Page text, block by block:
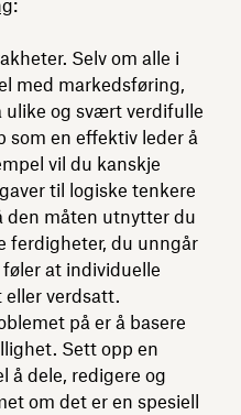
:
Selv om alle i
med markedsføring,
ulike og svært verdifulle
som en effektiv leder å
vil du kanskje
til logiske tenkere
den måten utnytter du
ferdigheter, du unngår
at individuelle
verdsatt.
på er å basere
Sett opp en
å dele, redigere og
om det er en spesiell